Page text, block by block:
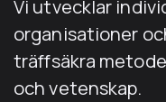
Vi utvecklar
organisationer
träffsäkra
och vetenskap.